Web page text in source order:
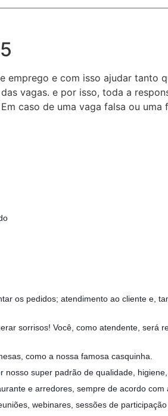
e com isso ajudar tanto
vagas. e por isso, toda a
caso de uma vaga falsa ou
os pedidos; atendimento ao cliente e,
sorrisos! Você, como atendente, será
como a nossa famosa casquinha.
super padrão de qualidade,
e arredores, sempre de acordo com
webinares, sessões de